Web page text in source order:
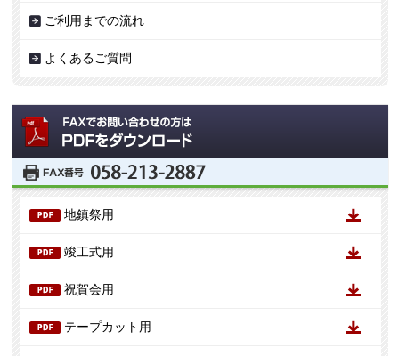
ご利用までの流れ
よくあるご質問
地鎮祭用
竣工式用
祝賀会用
テープカット用